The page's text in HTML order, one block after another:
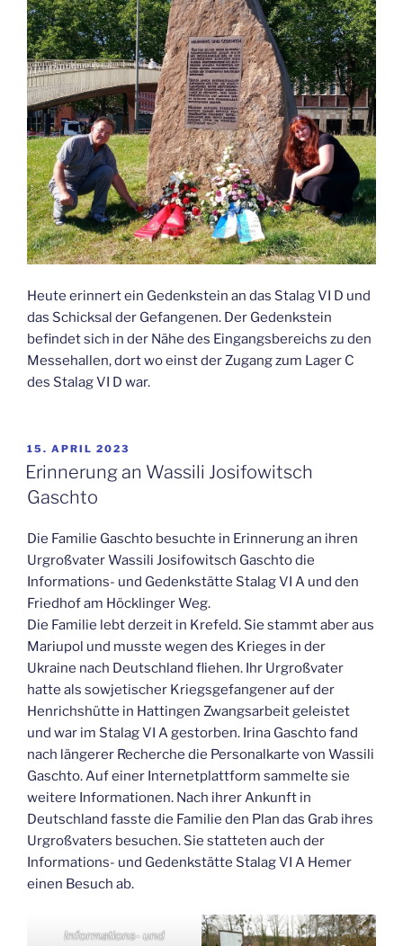
Heute erinnert ein Gedenkstein an das Stalag VI D und
das Schicksal der Gefangenen. Der Gedenkstein
befindet sich in der Nähe des Eingangsbereichs zu den
Messehallen, dort wo einst der Zugang zum Lager C
des Stalag VI D war.
VERÖFFENTLICHT
AM
15. APRIL 2023
Erinnerung an Wassili Josifowitsch
Gaschto
Die Familie Gaschto besuchte in Erinnerung an ihren
Urgroßvater Wassili Josifowitsch Gaschto die
Informations- und Gedenkstätte Stalag VI A und den
Friedhof am Höcklinger Weg.
Die Familie lebt derzeit in Krefeld. Sie stammt aber aus
Mariupol und musste wegen des Krieges in der
Ukraine nach Deutschland fliehen. Ihr Urgroßvater
hatte als sowjetischer Kriegsgefangener auf der
Henrichshütte in Hattingen Zwangsarbeit geleistet
und war im Stalag VI A gestorben. Irina Gaschto fand
nach längerer Recherche die Personalkarte von Wassili
Gaschto. Auf einer Internetplattform sammelte sie
weitere Informationen. Nach ihrer Ankunft in
Deutschland fasste die Familie den Plan das Grab ihres
Urgroßvaters besuchen. Sie statteten auch der
Informations- und Gedenkstätte Stalag VI A Hemer
einen Besuch ab.
Informations- und